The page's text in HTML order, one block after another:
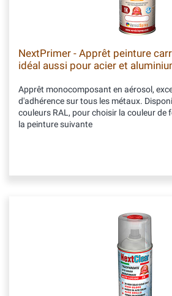
NextPrimer - Apprêt peinture
idéal aussi pour acier et
Apprêt monocomposant en aérosol,
d'adhérence sur tous les métaux.
couleurs RAL, pour choisir la couleur de
la peinture suivante